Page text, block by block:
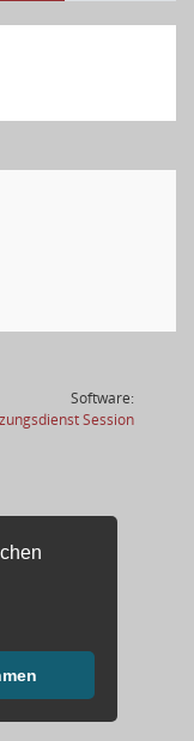
Software:
Session(Wird in